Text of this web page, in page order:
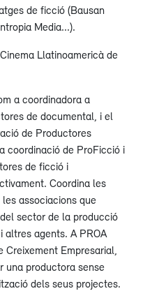
de ficció (Bausan
Media...).
Llatinoamericà de
a coordinadora a
de documental, i el
de Productores
coordinació de ProFicció i
de ficció i
Coordina les
associacions que
sector de la producció
altres agents. A PROA
Empresarial,
una productora sense
dels seus projectes.